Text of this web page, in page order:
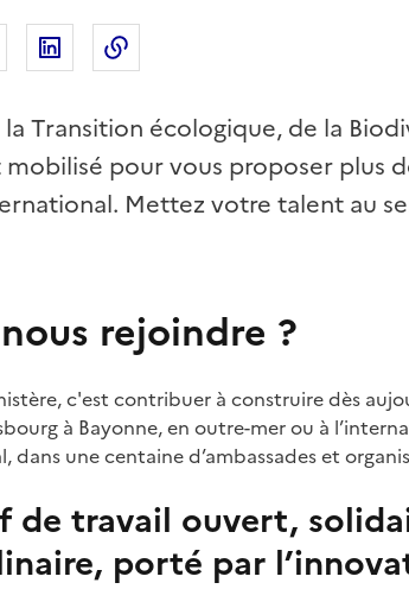
sur Twitter
Partager sur Facebook
Partager sur Linkedin
Transition écologique, de la
mobilisé pour vous proposer plus
Mettez votre talent au
rejoindre ?
c'est contribuer à construire dès
à Bayonne, en outre-mer ou à
dans une centaine d’ambassades et
de travail ouvert,
porté par